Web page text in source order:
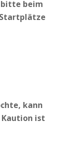
beim
kann
Kaution ist